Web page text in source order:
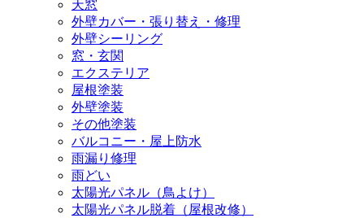
天窓
外壁カバー・張り替え・修理
外壁シーリング
窓・玄関
エクステリア
屋根塗装
外壁塗装
その他塗装
バルコニー・屋上防水
雨漏り修理
雨どい
太陽光パネル（鳥よけ）
太陽光パネル脱着（屋根改修）